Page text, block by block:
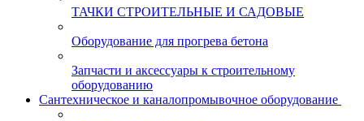
ТАЧКИ СТРОИТЕЛЬНЫЕ И САДОВЫЕ
Оборудование для прогрева бетона
Запчасти и аксессуары к строительному
оборудованию
Сантехническое и каналопромывочное оборудование